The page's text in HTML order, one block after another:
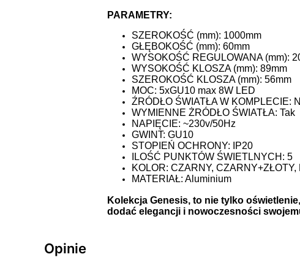
PARAMETRY:
SZEROKOŚĆ (mm): 1000mm
GŁĘBOKOŚĆ (mm): 60mm
WYSOKOŚĆ REGULOWANA (mm):
WYSOKOŚĆ KLOSZA (mm): 89mm
SZEROKOŚĆ KLOSZA (mm): 56mm
MOC: 5xGU10 max 8W LED
ŹRÓDŁO ŚWIATŁA W KOMPLECIE:
WYMIENNE ŻRÓDŁO ŚWIATŁA: Tak
NAPIĘCIE: ~230v/50Hz
GWINT: GU10
STOPIEŃ OCHRONY: IP20
ILOŚĆ PUNKTÓW ŚWIETLNYCH: 5
KOLOR: CZARNY, CZARNY+ZŁOTY,
MATERIAŁ: Aluminium
Kolekcja Genesis, to nie tylko
dodać elegancji i nowoczesności
Opinie